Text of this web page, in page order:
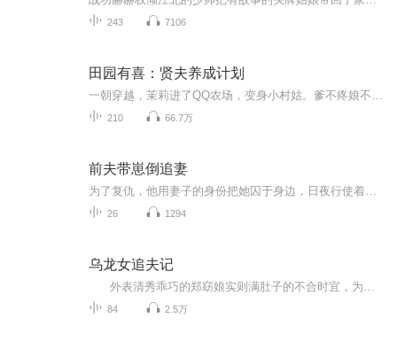
243 7106
田园有喜：贤夫养成计划
210 66.7万
前夫带崽倒追妻
26 1294
乌龙女追夫记
84 2.5万